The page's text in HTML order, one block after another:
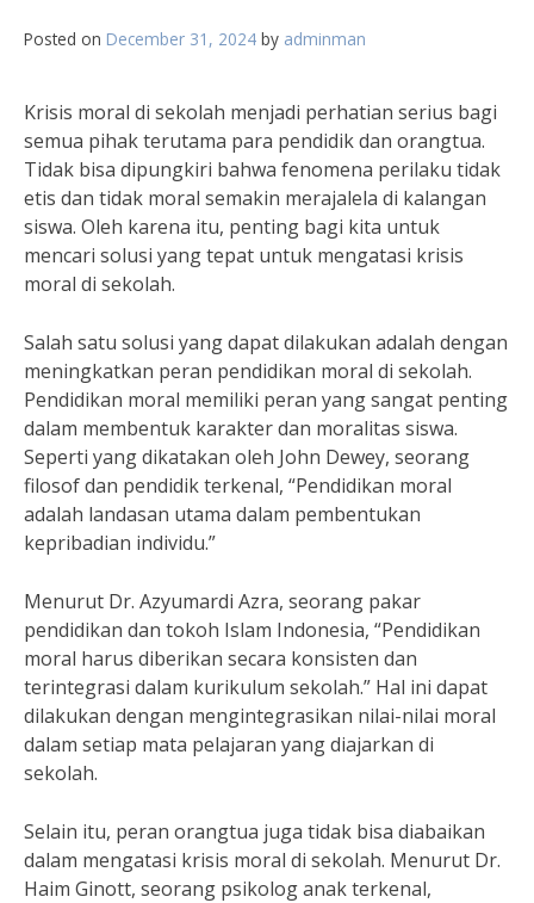
Posted on December 31, 2024 by adminman
Krisis moral di sekolah menjadi perhatian serius bagi
semua pihak terutama para pendidik dan orangtua.
Tidak bisa dipungkiri bahwa fenomena perilaku tidak
etis dan tidak moral semakin merajalela di kalangan
siswa. Oleh karena itu, penting bagi kita untuk
mencari solusi yang tepat untuk mengatasi krisis
moral di sekolah.
Salah satu solusi yang dapat dilakukan adalah dengan
meningkatkan peran pendidikan moral di sekolah.
Pendidikan moral memiliki peran yang sangat penting
dalam membentuk karakter dan moralitas siswa.
Seperti yang dikatakan oleh John Dewey, seorang
filosof dan pendidik terkenal, “Pendidikan moral
adalah landasan utama dalam pembentukan
kepribadian individu.”
Menurut Dr. Azyumardi Azra, seorang pakar
pendidikan dan tokoh Islam Indonesia, “Pendidikan
moral harus diberikan secara konsisten dan
terintegrasi dalam kurikulum sekolah.” Hal ini dapat
dilakukan dengan mengintegrasikan nilai-nilai moral
dalam setiap mata pelajaran yang diajarkan di
sekolah.
Selain itu, peran orangtua juga tidak bisa diabaikan
dalam mengatasi krisis moral di sekolah. Menurut Dr.
Haim Ginott, seorang psikolog anak terkenal,